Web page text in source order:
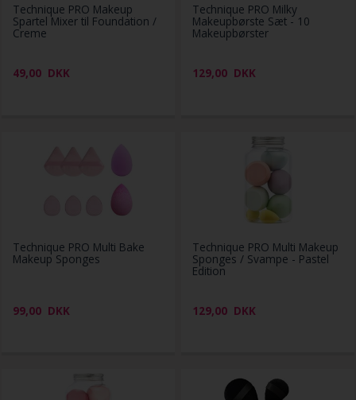
Technique PRO Makeup
Spartel Mixer til Foundation /
Creme
49,00 DKK
Technique PRO Milky
Makeupbørste Sæt - 10
Makeupbørster
129,00 DKK
Technique PRO Multi Bake
Makeup Sponges
99,00 DKK
Technique PRO Multi Makeup
Sponges / Svampe - Pastel
Edition
129,00 DKK